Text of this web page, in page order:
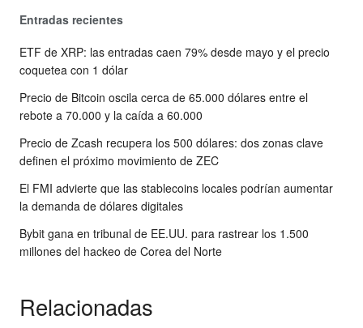
Entradas recientes
ETF de XRP: las entradas caen 79% desde mayo y el precio
coquetea con 1 dólar
Precio de Bitcoin oscila cerca de 65.000 dólares entre el
rebote a 70.000 y la caída a 60.000
Precio de Zcash recupera los 500 dólares: dos zonas clave
definen el próximo movimiento de ZEC
El FMI advierte que las stablecoins locales podrían aumentar
la demanda de dólares digitales
Bybit gana en tribunal de EE.UU. para rastrear los 1.500
millones del hackeo de Corea del Norte
Relacionadas